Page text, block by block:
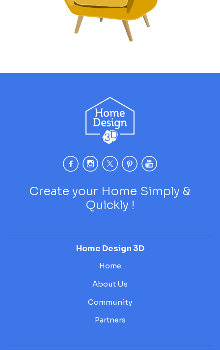
Create your Home Simply &
Quickly !
Home Design 3D
Home
About Us
Community
Partners